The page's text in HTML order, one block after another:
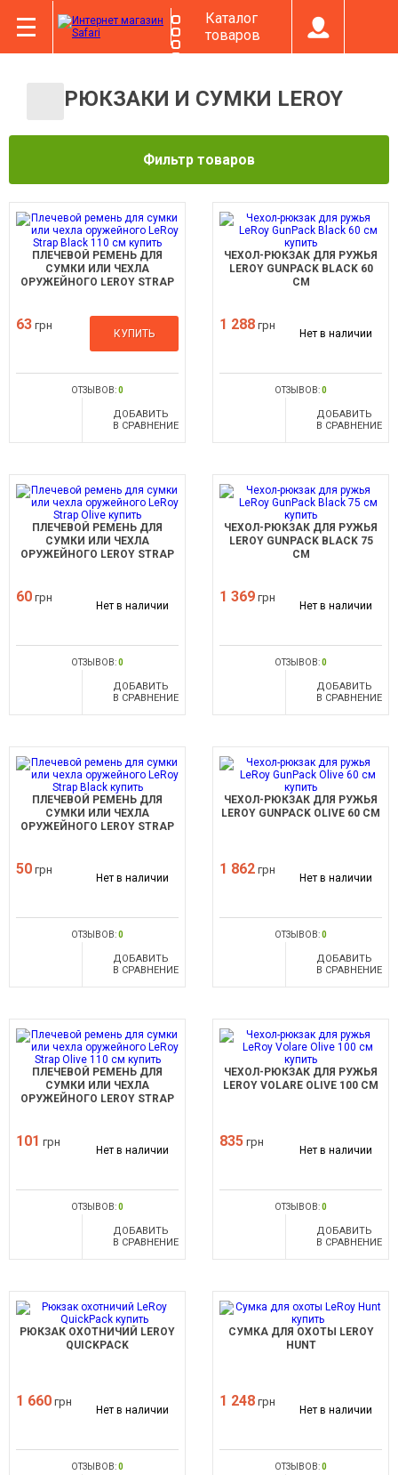
Каталог
товаров
РЮКЗАКИ И СУМКИ LEROY
Фильтр товаров
ПЛЕЧЕВОЙ РЕМЕНЬ ДЛЯ
СУМКИ ИЛИ ЧЕХЛА
ОРУЖЕЙНОГО LEROY STRAP
63 грн
КУПИТЬ
ОТЗЫВОВ:0
ДОБАВИТЬ
В СРАВНЕНИЕ
ЧЕХОЛ-РЮКЗАК ДЛЯ РУЖЬЯ
LEROY GUNPACK BLACK 60
СМ
1 288 грн
Нет в наличии
ОТЗЫВОВ:0
ДОБАВИТЬ
В СРАВНЕНИЕ
ПЛЕЧЕВОЙ РЕМЕНЬ ДЛЯ
СУМКИ ИЛИ ЧЕХЛА
ОРУЖЕЙНОГО LEROY STRAP
60 грн
Нет в наличии
ОТЗЫВОВ:0
ДОБАВИТЬ
В СРАВНЕНИЕ
ЧЕХОЛ-РЮКЗАК ДЛЯ РУЖЬЯ
LEROY GUNPACK BLACK 75
СМ
1 369 грн
Нет в наличии
ОТЗЫВОВ:0
ДОБАВИТЬ
В СРАВНЕНИЕ
ПЛЕЧЕВОЙ РЕМЕНЬ ДЛЯ
СУМКИ ИЛИ ЧЕХЛА
ОРУЖЕЙНОГО LEROY STRAP
50 грн
Нет в наличии
ОТЗЫВОВ:0
ДОБАВИТЬ
В СРАВНЕНИЕ
ЧЕХОЛ-РЮКЗАК ДЛЯ РУЖЬЯ
LEROY GUNPACK OLIVE 60 СМ
1 862 грн
Нет в наличии
ОТЗЫВОВ:0
ДОБАВИТЬ
В СРАВНЕНИЕ
ПЛЕЧЕВОЙ РЕМЕНЬ ДЛЯ
СУМКИ ИЛИ ЧЕХЛА
ОРУЖЕЙНОГО LEROY STRAP
101 грн
Нет в наличии
ОТЗЫВОВ:0
ДОБАВИТЬ
В СРАВНЕНИЕ
ЧЕХОЛ-РЮКЗАК ДЛЯ РУЖЬЯ
LEROY VOLARE OLIVE 100 СМ
835 грн
Нет в наличии
ОТЗЫВОВ:0
ДОБАВИТЬ
В СРАВНЕНИЕ
РЮКЗАК ОХОТНИЧИЙ LEROY
QUICKPACK
1 660 грн
Нет в наличии
ОТЗЫВОВ:0
СУМКА ДЛЯ ОХОТЫ LEROY
HUNT
1 248 грн
Нет в наличии
ОТЗЫВОВ:0